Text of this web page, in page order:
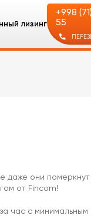
лизинг
+998
55
даже они
от Fincom!
час с минимальным